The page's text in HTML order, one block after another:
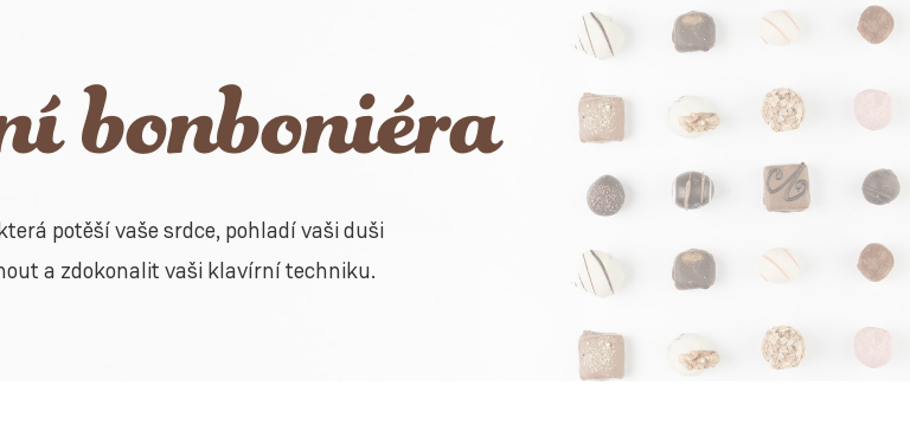
potěší vaše srdce, pohladí vaši duši
a zdokonalit vaši klavírní techniku.